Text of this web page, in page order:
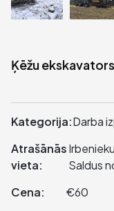
Ķēžu ekskavators
Kategorija:Darba
Atrašānās
vieta:
Saldus
Cena:
€60